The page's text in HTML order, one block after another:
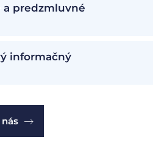
a predzmluvné
informačný